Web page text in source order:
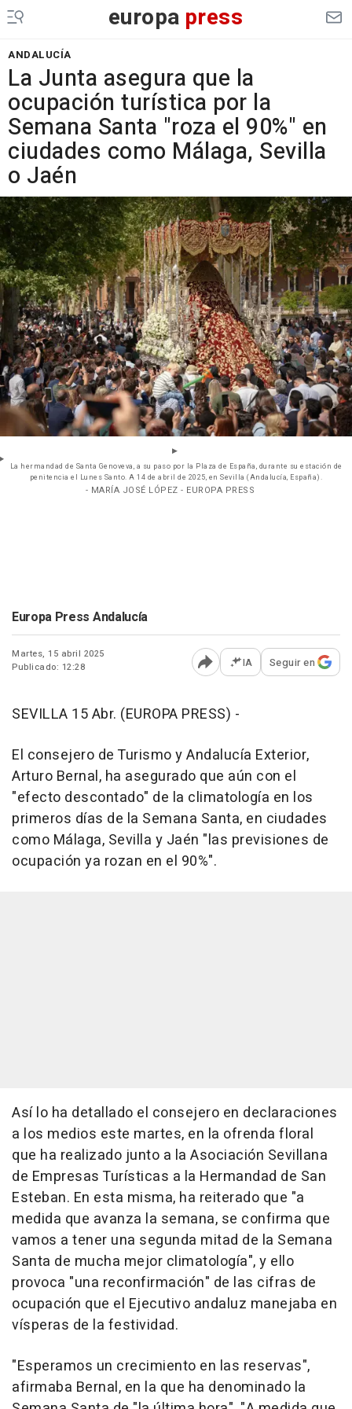
europa press
ANDALUCÍA
La Junta asegura que la
ocupación turística por la
Semana Santa "roza el 90%" en
ciudades como Málaga, Sevilla
o Jaén
La hermandad de Santa Genoveva, a su paso por la Plaza de España, durante su estación de
penitencia el Lunes Santo. A 14 de abril de 2025, en Sevilla (Andalucía, España).
- MARÍA JOSÉ LÓPEZ - EUROPA PRESS
Europa Press Andalucía
Martes, 15 abril 2025
Publicado: 12:28
Abrir opciones para
IA Seguir en
SEVILLA 15 Abr. (EUROPA PRESS) -
El consejero de Turismo y Andalucía Exterior,
Arturo Bernal, ha asegurado que aún con el
"efecto descontado" de la climatología en los
primeros días de la Semana Santa, en ciudades
como Málaga, Sevilla y Jaén "las previsiones de
ocupación ya rozan en el 90%".
Así lo ha detallado el consejero en declaraciones
a los medios este martes, en la ofrenda floral
que ha realizado junto a la Asociación Sevillana
de Empresas Turísticas a la Hermandad de San
Esteban. En esta misma, ha reiterado que "a
medida que avanza la semana, se confirma que
vamos a tener una segunda mitad de la Semana
Santa de mucha mejor climatología", y ello
provoca "una reconfirmación" de las cifras de
ocupación que el Ejecutivo andaluz manejaba en
vísperas de la festividad.
"Esperamos un crecimiento en las reservas",
afirmaba Bernal, en la que ha denominado la